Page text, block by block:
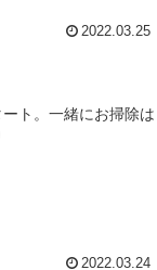
2022.03.25
ト。一緒にお掃除は
2022.03.24